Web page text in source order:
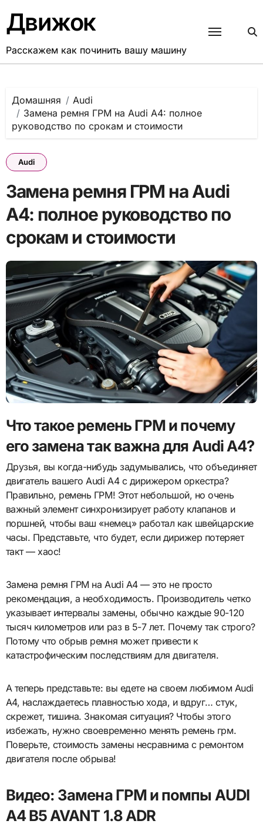
содержанию
Движок
Расскажем как починить вашу машину
Домашняя
Audi
Замена ремня ГРМ на Audi A4: полное
руководство по срокам и стоимости
Audi
Замена ремня ГРМ на Audi
A4: полное руководство по
срокам и стоимости
Что такое ремень ГРМ и почему
его замена так важна для Audi A4?
Друзья, вы когда-нибудь задумывались, что объединяет
двигатель вашего Audi A4 с дирижером оркестра?
Правильно, ремень ГРМ! Этот небольшой, но очень
важный элемент синхронизирует работу клапанов и
поршней, чтобы ваш «немец» работал как швейцарские
часы. Представьте, что будет, если дирижер потеряет
такт — хаос!
Замена ремня ГРМ на Audi A4 — это не просто
рекомендация, а необходимость. Производитель четко
указывает интервалы замены, обычно каждые 90-120
тысяч километров или раз в 5-7 лет. Почему так строго?
Потому что обрыв ремня может привести к
катастрофическим последствиям для двигателя.
А теперь представьте: вы едете на своем любимом Audi
A4, наслаждаетесь плавностью хода, и вдруг… стук,
скрежет, тишина. Знакомая ситуация? Чтобы этого
избежать, нужно своевременно менять ремень грм.
Поверьте, стоимость замены несравнима с ремонтом
двигателя после обрыва!
Видео: Замена ГРМ и помпы AUDI
A4 B5 AVANT 1.8 ADR